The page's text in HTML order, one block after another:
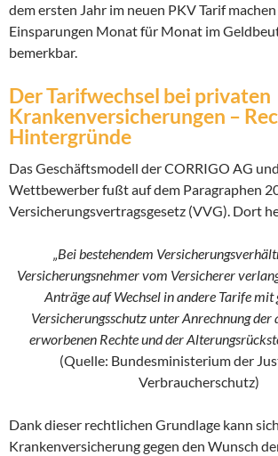
dem ersten Jahr im neuen PKV Tarif
Einsparungen Monat für Monat im
bemerkbar.
Der Tarifwechsel bei privaten
Krankenversicherungen –
Hintergründe
Das Geschäftsmodell der CORRIGO AG
Wettbewerber fußt auf dem Paragraphen
Versicherungsvertragsgesetz (VVG). Dort
„Bei bestehendem
Versicherungsnehmer vom Versicherer
Anträge auf Wechsel in andere Tarife
Versicherungsschutz unter Anrechnung der
erworbenen Rechte und der
(Quelle: Bundesministerium der
Verbraucherschutz)
Dank dieser rechtlichen Grundlage kann
Krankenversicherung gegen den Wunsch